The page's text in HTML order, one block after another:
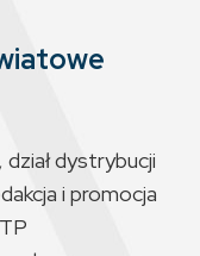
dystrybucji
i promocja